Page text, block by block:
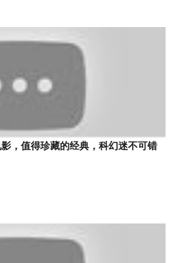
，值得珍藏的经典，科幻迷不可错